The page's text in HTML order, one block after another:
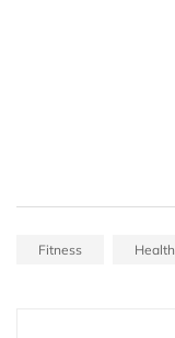
Fitness Health